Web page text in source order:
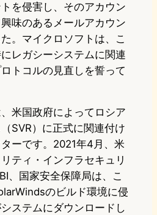
を侵害し、そのアカウン
味のあるメールアカウン
。マイクロソフトは、こ
レガシーシステムに関連
トコルの見直しを誓って
米国政府によってロシア
SVR）に正式に関連付け
ーです。2021年4月、米
ティ・インフラセキュリ
、国家安全保障局は、こ
のビルド環境に侵
ステムにダウンロードし